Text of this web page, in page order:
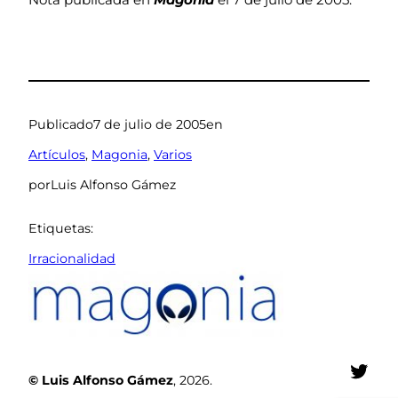
Publicado7 de julio de 2005en
Artículos, Magonia, Varios
porLuis Alfonso Gámez
Etiquetas:
Irracionalidad
© Luis Alfonso Gámez, 2026.